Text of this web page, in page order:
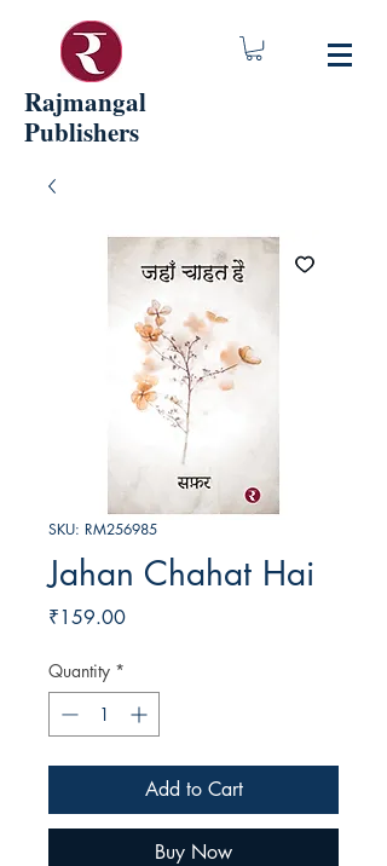
Rajmangal
Publishers
SKU: RM256985
Jahan Chahat Hai
₹159.00Price
Quantity *
Add to Cart
Buy Now